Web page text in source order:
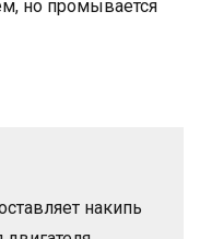
но промывается
накипь